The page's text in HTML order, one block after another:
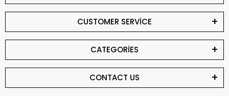
CUSTOMER SERVİCE
CATEGORİES
CONTACT US